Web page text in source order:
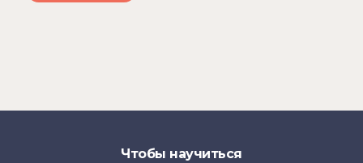
Чтобы научиться